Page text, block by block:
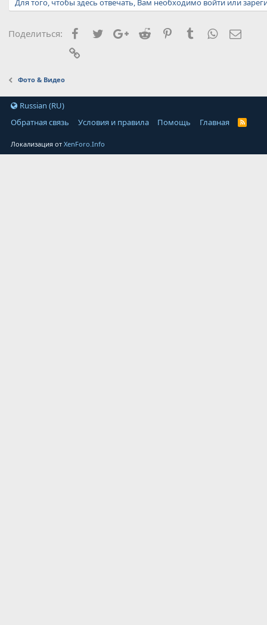
Для того, чтобы здесь отвечать, Вам необходимо войти или
Поделиться: Facebook
TwitterGoogle+
Reddit PinterestTumblrWhatsApp
Фото & Видео
Russian (RU)
Обратная связь
Условия и правила Помощь Главная
Локализация отXenForo.Info